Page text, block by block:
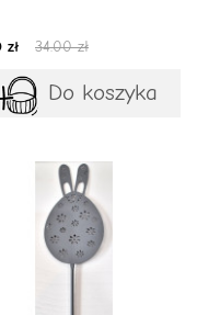
zł 34.00 zł
Do koszyka